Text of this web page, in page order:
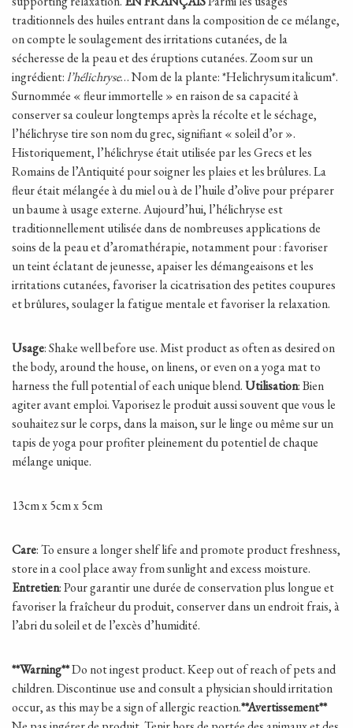
traditionnels des huiles entrant dans la composition de ce mélange,
on compte le soulagement des irritations cutanées, de la
sécheresse de la peau et des éruptions cutanées. Zoom sur un
ingrédient:l’hélichryse… Nom de la plante: *Helichrysum italicum*.
Surnommée « fleur immortelle » en raison de sa capacité à
conserver sa couleur longtemps après la récolte et le séchage,
l’hélichryse tire son nom du grec, signifiant « soleil d’or ».
Historiquement, l’hélichryse était utilisée par les Grecs et les
Romains de l’Antiquité pour soigner les plaies et les brûlures. La
fleur était mélangée à du miel ou à de l’huile d’olive pour préparer
un baume à usage externe. Aujourd’hui, l’hélichryse est
traditionnellement utilisée dans de nombreuses applications de
soins de la peau et d’aromathérapie, notamment pour : favoriser
un teint éclatant de jeunesse, apaiser les démangeaisons et les
irritations cutanées, favoriser la cicatrisation des petites coupures
et brûlures, soulager la fatigue mentale et favoriser la relaxation.
Usage: Shake well before use. Mist product as often as desired on
the body, around the house, on linens, or even on a yoga mat to
harness the full potential of each unique blend.Utilisation: Bien
agiter avant emploi. Vaporisez le produit aussi souvent que vous le
souhaitez sur le corps, dans la maison, sur le linge ou même sur un
tapis de yoga pour profiter pleinement du potentiel de chaque
mélange unique.
13cm x 5cm x 5cm
Care: To ensure a longer shelf life and promote product freshness,
store in a cool place away from sunlight and excess moisture.
Entretien: Pour garantir une durée de conservation plus longue et
favoriser la fraîcheur du produit, conserver dans un endroit frais, à
l’abri du soleil et de l’excès d’humidité.
**Warning**Do not ingest product. Keep out of reach of pets and
children. Discontinue use and consult a physician should irritation
occur, as this may be a sign of allergic reaction.**Avertissement**